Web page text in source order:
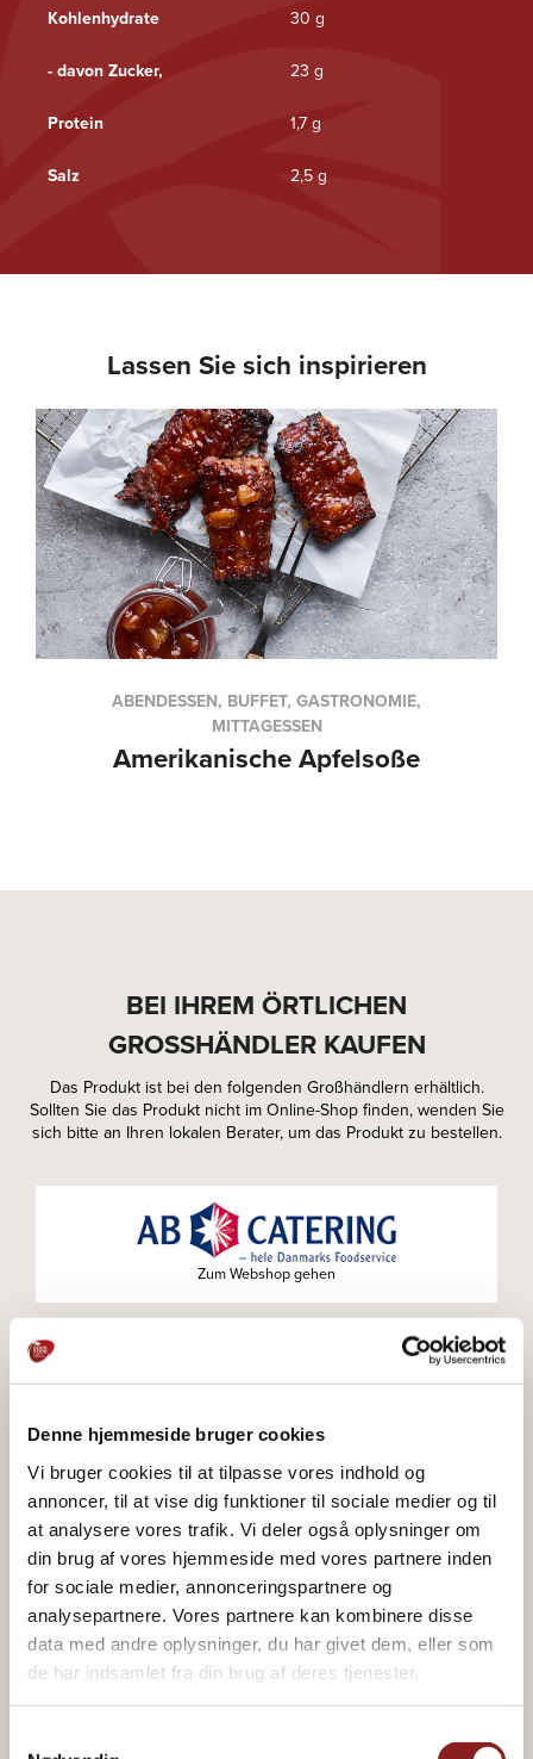
Denne hjemmeside bruger cookies
Vi bruger cookies til at tilpasse vores indhold og
annoncer, til at vise dig funktioner til sociale medier og til
at analysere vores trafik. Vi deler også oplysninger om
din brug af vores hjemmeside med vores partnere inden
for sociale medier, annonceringspartnere og
analysepartnere. Vores partnere kan kombinere disse
data med andre oplysninger, du har givet dem, eller som
de har indsamlet fra din brug af deres tjenester.
Kohlenhydrate 30 g
- davon Zucker, 23 g
Protein 1,7 g
Salz 2,5 g
Lassen Sie sich inspirieren
ABENDESSEN, BUFFET, GASTRONOMIE,
MITTAGESSEN
Amerikanische Apfelsoße
BEI IHREM ÖRTLICHEN
GROSSHÄNDLER KAUFEN
Das Produkt ist bei den folgenden Großhändlern erhältlich.
Sollten Sie das Produkt nicht im Online-Shop finden, wenden Sie
sich bitte an Ihren lokalen Berater, um das Produkt zu bestellen.
Zum Webshop gehen
Zum Webshop gehen